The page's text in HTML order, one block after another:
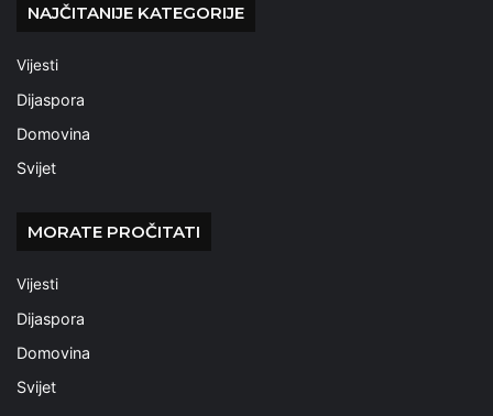
NAJČITANIJE KATEGORIJE
Vijesti
Dijaspora
Domovina
Svijet
MORATE PROČITATI
Vijesti
Dijaspora
Domovina
Svijet